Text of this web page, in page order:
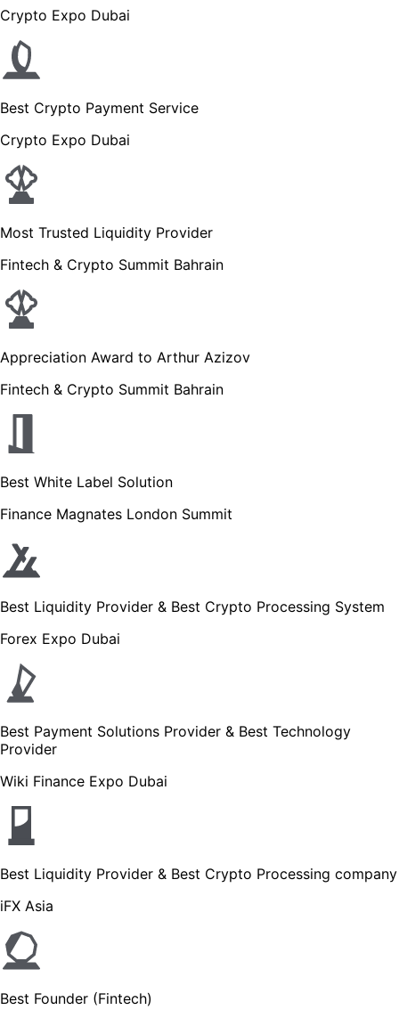
Crypto Expo Dubai
Best Crypto Payment Service
Crypto Expo Dubai
Most Trusted Liquidity Provider
Fintech & Crypto Summit Bahrain
Appreciation Award to Arthur Azizov
Fintech & Crypto Summit Bahrain
Best White Label Solution
Finance Magnates London Summit
Best Liquidity Provider & Best Crypto Processing System
Forex Expo Dubai
Best Payment Solutions Provider & Best Technology
Provider
Wiki Finance Expo Dubai
Best Liquidity Provider & Best Crypto Processing company
iFX Asia
Best Founder (Fintech)